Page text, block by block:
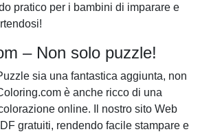
pratico per i bambini di imparare e
– Non solo puzzle!
sia una fantastica aggiunta, non
è anche ricco di una
online. Il nostro sito Web
gratuiti, rendendo facile stampare e